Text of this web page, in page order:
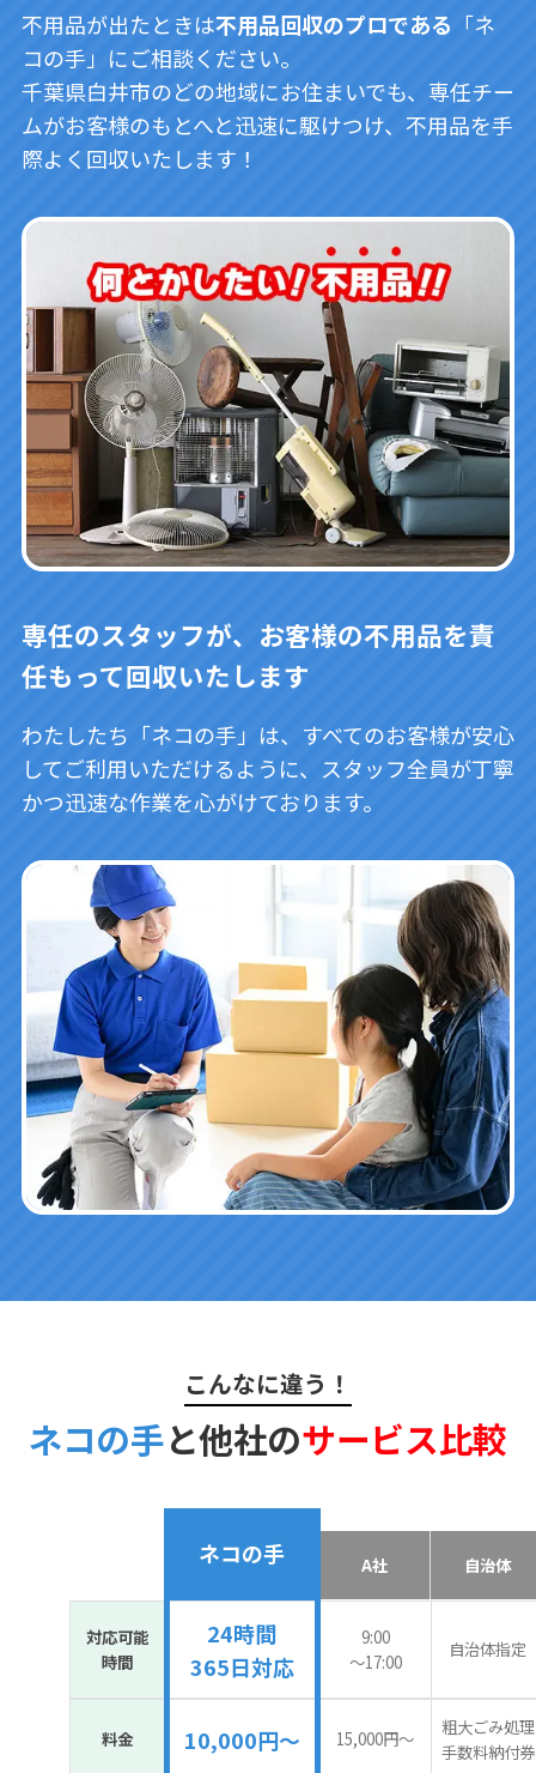
不用品が出たときは不用品回収のプロである 「ネ
コの手」にご相談ください。
千葉県白井市のどの地域にお住まいでも、専任チー
ムがお客様のもとへと迅速に駆けつけ、不用品を手
際よく回収いたします！
専任のスタッフが、お客様の不用品を責
任もって回収いたします
わたしたち「ネコの手」は、すべてのお客様が安心
してご利用いただけるように、スタッフ全員が丁寧
かつ迅速な作業を心がけております。
こんなに違う！
ネコの手と他社のサービス比較
ネコの手 A社 自治体
対応可能
時間
24時間
365日対応
9:00
〜17:00
自治体指定
料金 10,000円～ 15,000円〜
粗大ごみ処理
手数料納付券